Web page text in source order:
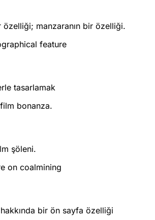
manzaranın bir özelliği.
feature
tasarlamak
bonanza.
şöleni.
on coalmining
bir ön sayfa özelliği